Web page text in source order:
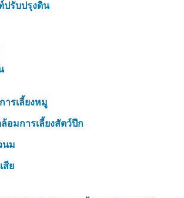
ปรับปรุงดิน
ารเลี้ยงหมู
อมการเลี้ยงสัตว์ปีก
นม
สีย